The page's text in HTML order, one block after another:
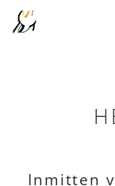
Inmitten